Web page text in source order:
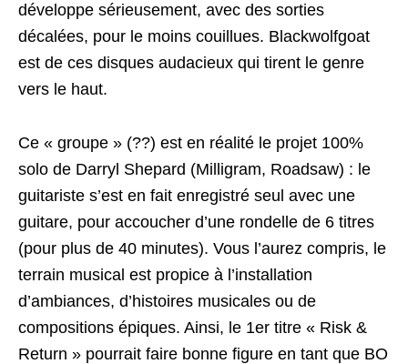
développe sérieusement, avec des sorties
décalées, pour le moins couillues. Blackwolfgoat
est de ces disques audacieux qui tirent le genre
vers le haut.
Ce « groupe » (??) est en réalité le projet 100%
solo de Darryl Shepard (Milligram, Roadsaw) : le
guitariste s’est en fait enregistré seul avec une
guitare, pour accoucher d’une rondelle de 6 titres
(pour plus de 40 minutes). Vous l’aurez compris, le
terrain musical est propice à l’installation
d’ambiances, d’histoires musicales ou de
compositions épiques. Ainsi, le 1er titre « Risk &
Return » pourrait faire bonne figure en tant que BO